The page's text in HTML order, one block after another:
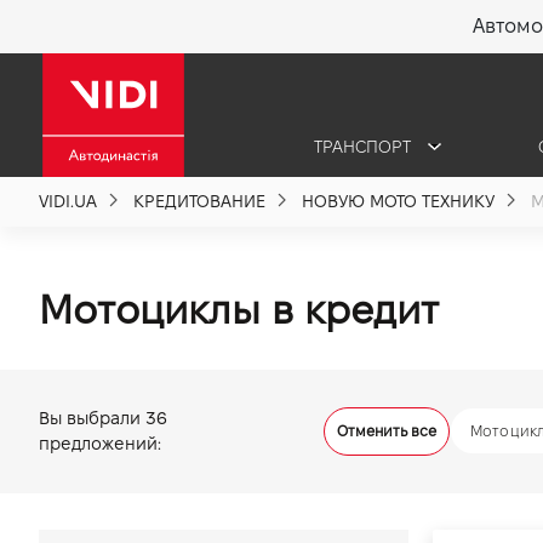
ТРАНСПОРТ
VIDI.UA КРЕДИТОВАНИЕ НОВУЮ МОТО ТЕХНИКУ
Мотоциклы в кредит
Вы выбрали 36
предложений:
Отменить все
О компании
Новости
Политика качества